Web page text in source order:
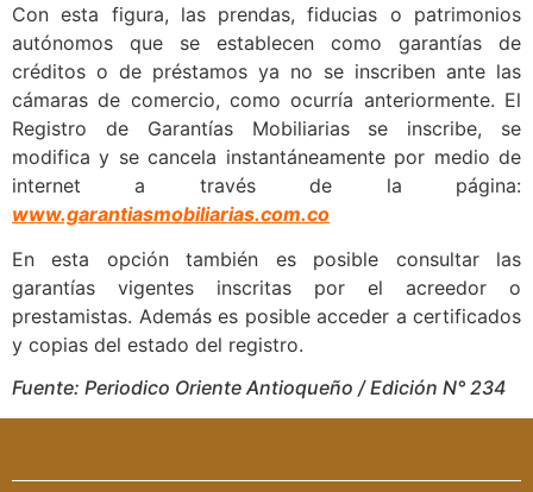
Con esta figura, las prendas, fiducias o patrimonios
autónomos que se establecen como garantías de
créditos o de préstamos ya no se inscriben ante las
cámaras de comercio, como ocurría anteriormente. El
Registro de Garantías Mobiliarias se inscribe, se
modifica y se cancela instantáneamente por medio de
internet a través de la página:
www.garantiasmobiliarias.com.co
En esta opción también es posible consultar las
garantías vigentes inscritas por el acreedor o
prestamistas. Además es posible acceder a certificados
y copias del estado del registro.
Fuente: Periodico Oriente Antioqueño / Edición N° 234